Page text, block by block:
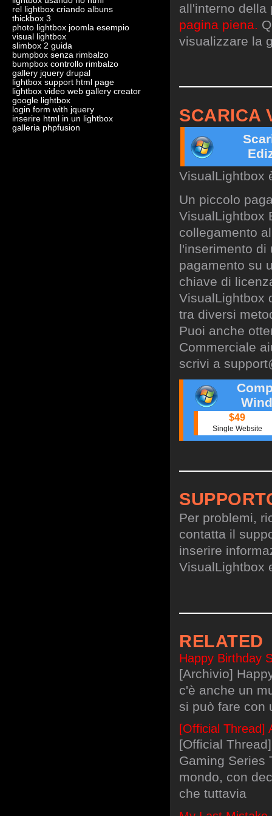
rel lightbox criando albuns
thickbox 3
photo lightbox joomla esempio
visual lightbox
slimbox 2 guida
bumpbox senza rimbalzo
bumpbox controllo rimbalzo
gallery jquery drupal
lightbox support html page
lightbox video web gallery creator
google lightbox
login form with jquery
inserire html in un lightbox
galleria phpfusion
all'interno
pagina piena.
visualizzare la
SCARICA
VisualLightbox
Un piccolo
VisualLightbox
collegamento
l'inserimento di
pagamento su
chiave di
VisualLightbox
tra diversi
Puoi anche
Commerciale
scrivi a
$49
Single Website
Per problemi,
contatta il
inserire
VisualLightbox
RELATED
Happy Birthday
[Archivio]
c'è anche un
si può fare con
[Official Thread]
[Official
Gaming Series
mondo, con
che tuttavia